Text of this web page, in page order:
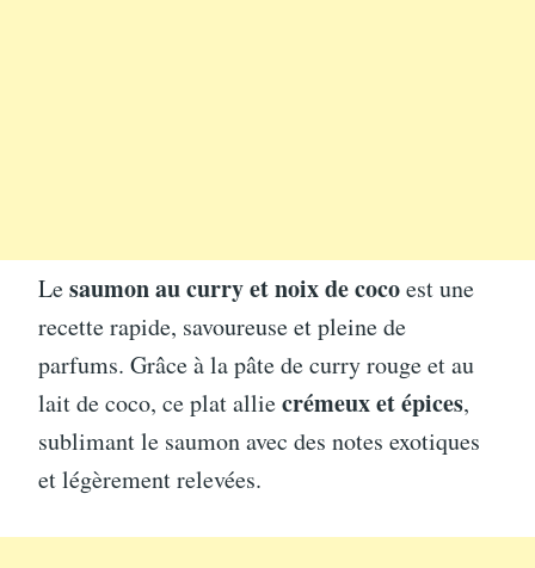
Lesaumon au curry et noix de cocoest une
recette rapide, savoureuse et pleine de
parfums. Grâce à la pâte de curry rouge et au
lait de coco, ce plat alliecrémeux et épices,
sublimant le saumon avec des notes exotiques
et légèrement relevées.